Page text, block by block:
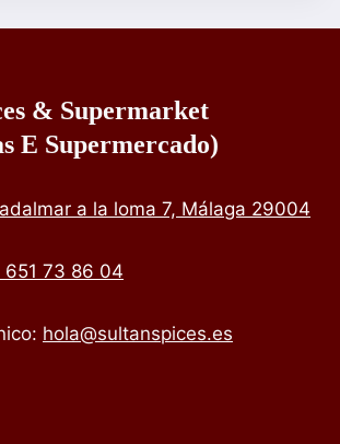
& Supermarket
E Supermercado)
a la loma 7, Málaga 29004
651 73 86 04
hola@sultanspices.es